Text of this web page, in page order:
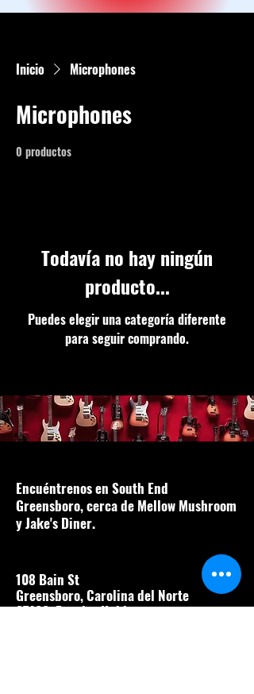
Inicio Microphones
Microphones
0 productos
Todavía no hay ningún
producto...
Puedes elegir una categoría diferente
para seguir comprando.
Encuéntrenos en South End
Greensboro, cerca de Mellow Mushroom
y Jake's Diner.
108 Bain St
Greensboro, Carolina del Norte
27406, Estados Unidos